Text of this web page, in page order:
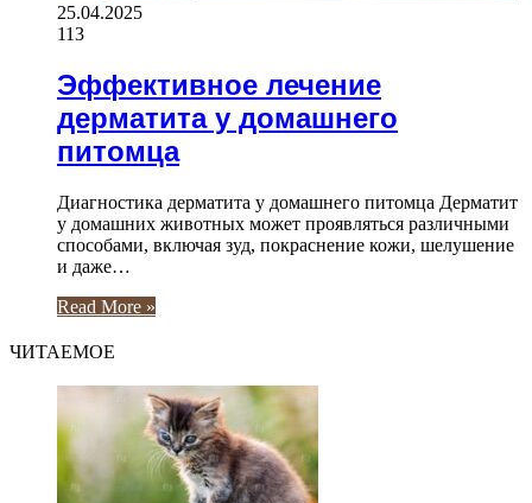
25.04.2025
113
Эффективное лечение
дерматита у домашнего
питомца
Диагностика дерматита у домашнего питомца Дерматит
у домашних животных может проявляться различными
способами, включая зуд, покраснение кожи, шелушение
и даже…
Read More »
ЧИТАЕМОЕ